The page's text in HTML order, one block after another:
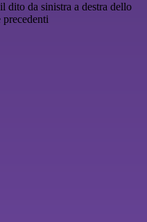
dito da sinistra a destra dello
precedenti